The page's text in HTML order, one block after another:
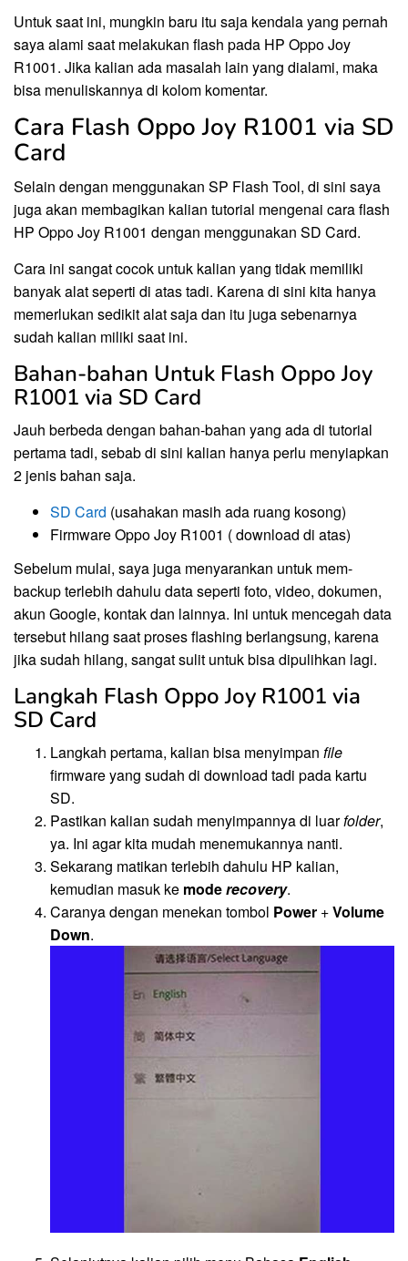
Untuk saat ini, mungkin baru itu saja kendala yang pernah
saya alami saat melakukan flash pada HP Oppo Joy
R1001. Jika kalian ada masalah lain yang dialami, maka
bisa menuliskannya di kolom komentar.
Cara Flash Oppo Joy R1001 via SD
Card
Selain dengan menggunakan SP Flash Tool, di sini saya
juga akan membagikan kalian tutorial mengenai cara flash
HP Oppo Joy R1001 dengan menggunakan SD Card.
Cara ini sangat cocok untuk kalian yang tidak memiliki
banyak alat seperti di atas tadi. Karena di sini kita hanya
memerlukan sedikit alat saja dan itu juga sebenarnya
sudah kalian miliki saat ini.
Bahan-bahan Untuk Flash Oppo Joy
R1001 via SD Card
Jauh berbeda dengan bahan-bahan yang ada di tutorial
pertama tadi, sebab di sini kalian hanya perlu menyiapkan
2 jenis bahan saja.
SD Card (usahakan masih ada ruang kosong)
Firmware Oppo Joy R1001 ( download di atas)
Sebelum mulai, saya juga menyarankan untuk mem-
backup terlebih dahulu data seperti foto, video, dokumen,
akun Google, kontak dan lainnya. Ini untuk mencegah data
tersebut hilang saat proses flashing berlangsung, karena
jika sudah hilang, sangat sulit untuk bisa dipulihkan lagi.
Langkah Flash Oppo Joy R1001 via
SD Card
Langkah pertama, kalian bisa menyimpan file
firmware yang sudah di download tadi pada kartu
SD.
Pastikan kalian sudah menyimpannya di luarfolder,
ya. Ini agar kita mudah menemukannya nanti.
Sekarang matikan terlebih dahulu HP kalian,
kemudian masuk ke moderecovery.
Caranya dengan menekan tombol Power +Volume
Down.